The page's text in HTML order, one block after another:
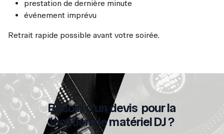
prestation de dernière minute
événement imprévu
Retrait rapide possible avant votre soirée.
Besoin d'un devis pour la
location de matériel DJ ?